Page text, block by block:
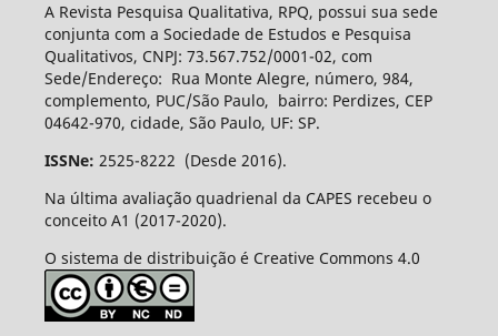
A Revista Pesquisa Qualitativa, RPQ, possui sua sede
conjunta com a Sociedade de Estudos e Pesquisa
Qualitativos, CNPJ: 73.567.752/0001-02, com
Sede/Endereço: Rua Monte Alegre, número, 984,
complemento, PUC/São Paulo, bairro: Perdizes, CEP
04642-970, cidade, São Paulo, UF: SP.
ISSNe: 2525-8222 (Desde 2016).
Na última avaliação quadrienal da CAPES recebeu o
conceito A1 (2017-2020).
O sistema de distribuição é Creative Commons 4.0